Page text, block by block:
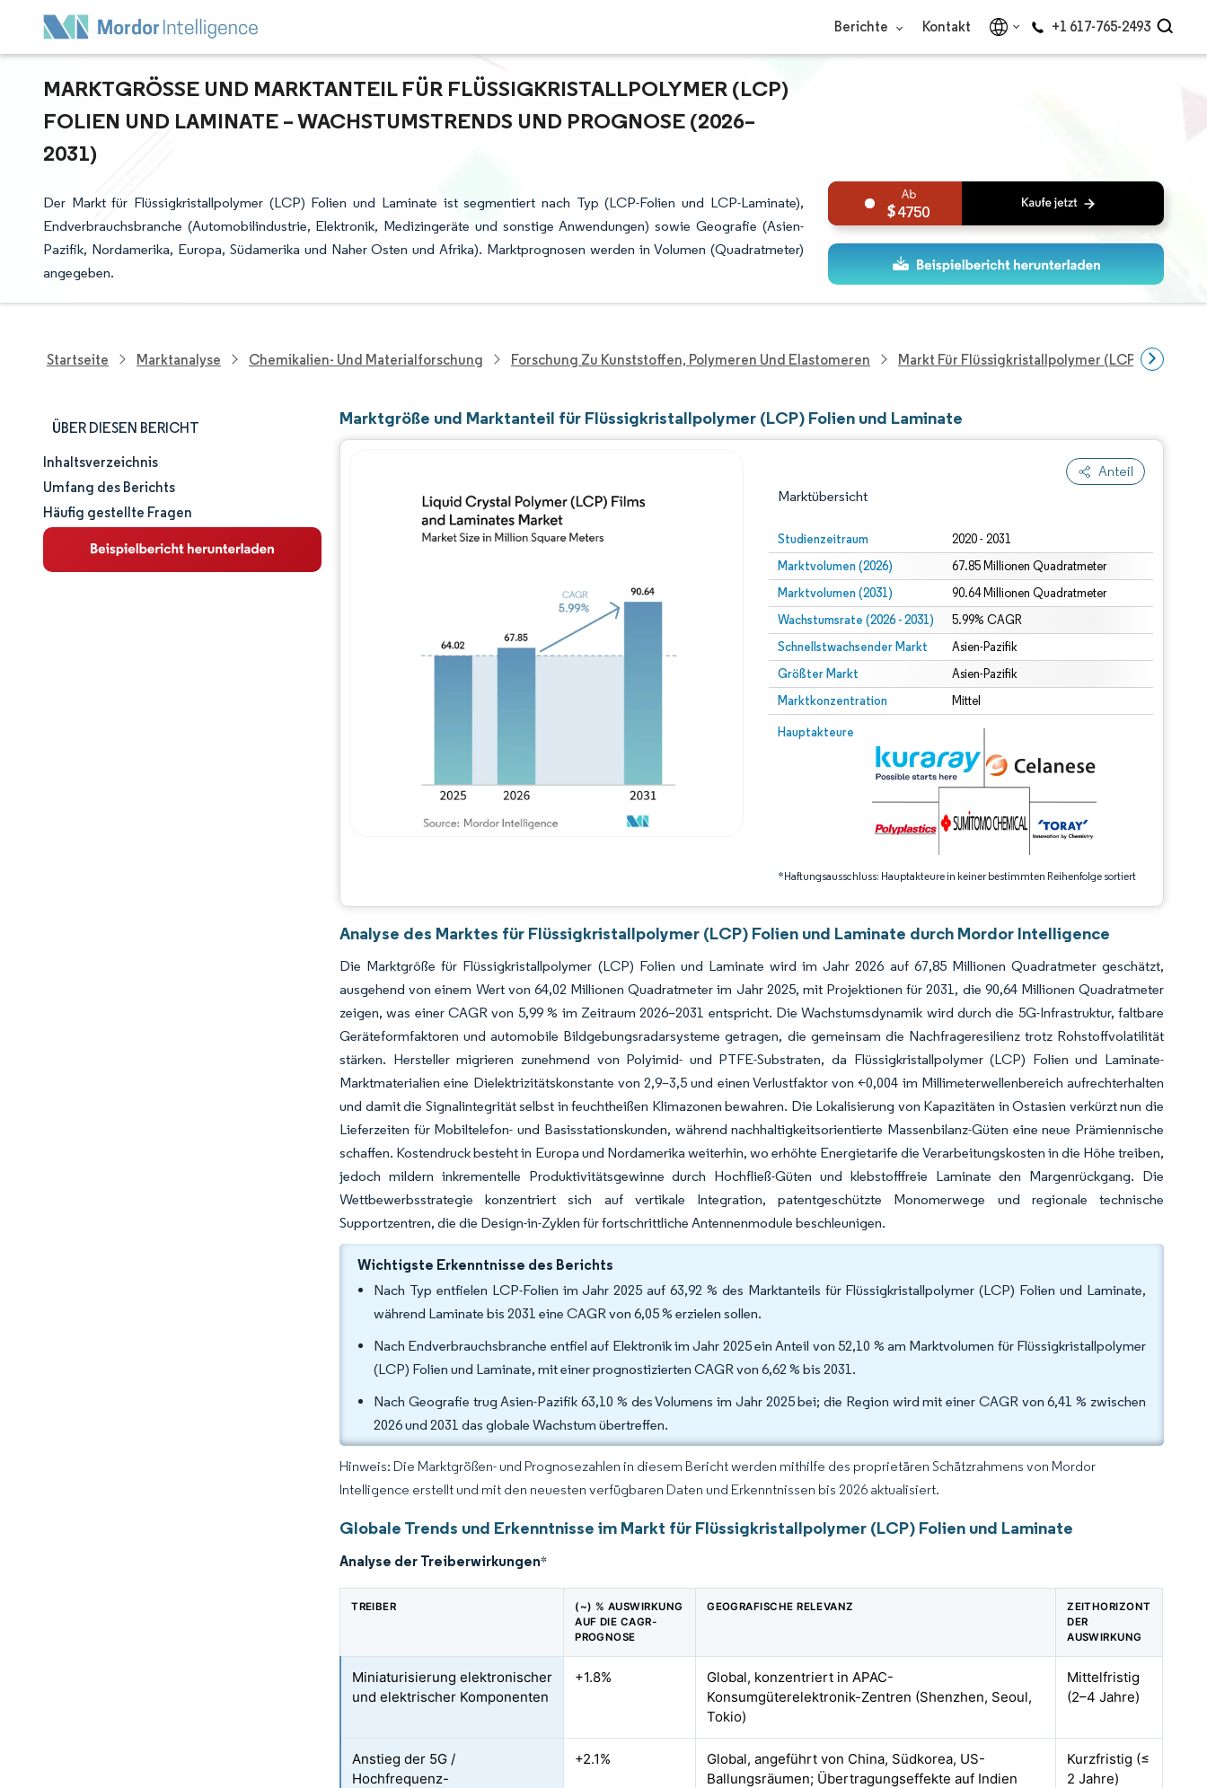
Berichte Kontakt +1 617-765-2493
MARKTGRÖSSE UND MARKTANTEIL FÜR FLÜSSIGKRISTALLPOLYMER (LCP) F
OLIEN UND LAMINATE – WACHSTUMSTRENDS UND PROGNOSE (2026–2
031)
Der Markt für Flüssigkristallpolymer (LCP) Folien und Laminate ist segmentiert nach Typ (LCP-Folien und LCP-Laminate),
Endverbrauchsbranche (Automobilindustrie, Elektronik, Medizingeräte und sonstige Anwendungen) sowie Geografie (Asien-
Pazifik, Nordamerika, Europa, Südamerika und Naher Osten und Afrika). Marktprognosen werden in Volumen (Quadratmeter)
angegeben.
4750
Startseite Marktanalyse Chemikalien- Und Materialforschung Forschung Zu Kunststoffen, Polymeren Und Elastomeren Markt Für Flüssigkristallpolymer (LCP) Folien
ÜBER DIESEN BERICHT
Marktgröße und -anteil
Marktanalyse
Trends und Einblicke
Inhaltsverzeichnis
Umfang des Berichts
Häufig gestellte Fragen
Marktgröße und Marktanteil für Flüssigkristallpolymer (LCP) Folien und Laminate
Anteil
Marktübersicht
Studienzeitraum 2020 - 2031
Marktvolumen (2026) 67.85 Millionen Quadratmeter
Marktvolumen (2031) 90.64 Millionen Quadratmeter
Wachstumsrate (2026 - 2031) 5.99% CAGR
Schnellstwachsender Markt Asien-Pazifik
Größter Markt Asien-Pazifik
Marktkonzentration Mittel
Hauptakteure
*Haftungsausschluss: Hauptakteure in keiner bestimmten Reihenfolge sortiert
Bild © Mordor Intelligence. Wiederverwendung erfordert Namensnennung gemäß CC BY 4.0.
Bild © Mordor Intelligence. Wiederverwendung erfordert Namensnennung gemäß CC BY 4.0.
Analyse des Marktes für Flüssigkristallpolymer (LCP) Folien und Laminate durch Mordor Intelligence
Die Marktgröße für Flüssigkristallpolymer (LCP) Folien und Laminate wird im Jahr 2026 auf 67,85 Millionen Quadratmeter geschätzt,
ausgehend von einem Wert von 64,02 Millionen Quadratmeter im Jahr 2025, mit Projektionen für 2031, die 90,64 Millionen Quadratmeter
zeigen, was einer CAGR von 5,99 % im Zeitraum 2026–2031 entspricht. Die Wachstumsdynamik wird durch die 5G-Infrastruktur, faltbare
Geräteformfaktoren und automobile Bildgebungsradarsysteme getragen, die gemeinsam die Nachfrageresilienz trotz Rohstoffvolatilität
stärken. Hersteller migrieren zunehmend von Polyimid- und PTFE-Substraten, da Flüssigkristallpolymer (LCP) Folien und Laminate-
Marktmaterialien eine Dielektrizitätskonstante von 2,9–3,5 und einen Verlustfaktor von <0,004 im Millimeterwellenbereich aufrechterhalten
und damit die Signalintegrität selbst in feuchtheißen Klimazonen bewahren. Die Lokalisierung von Kapazitäten in Ostasien verkürzt nun die
Lieferzeiten für Mobiltelefon- und Basisstationskunden, während nachhaltigkeitsorientierte Massenbilanz-Güten eine neue Prämiennische
schaffen. Kostendruck besteht in Europa und Nordamerika weiterhin, wo erhöhte Energietarife die Verarbeitungskosten in die Höhe treiben,
jedoch mildern inkrementelle Produktivitätsgewinne durch Hochfließ-Güten und klebstofffreie Laminate den Margenrückgang. Die
Wettbewerbsstrategie konzentriert sich auf vertikale Integration, patentgeschützte Monomerwege und regionale technische
Supportzentren, die die Design-in-Zyklen für fortschrittliche Antennenmodule beschleunigen.
Wichtigste Erkenntnisse des Berichts
Nach Typ entfielen LCP-Folien im Jahr 2025 auf 63,92 % des Marktanteils für Flüssigkristallpolymer (LCP) Folien und Laminate,
während Laminate bis 2031 eine CAGR von 6,05 % erzielen sollen.
Nach Endverbrauchsbranche entfiel auf Elektronik im Jahr 2025 ein Anteil von 52,10 % am Marktvolumen für Flüssigkristallpolymer
(LCP) Folien und Laminate, mit einer prognostizierten CAGR von 6,62 % bis 2031.
Nach Geografie trug Asien-Pazifik 63,10 % des Volumens im Jahr 2025 bei; die Region wird mit einer CAGR von 6,41 % zwischen
2026 und 2031 das globale Wachstum übertreffen.
Hinweis: Die Marktgrößen- und Prognosezahlen in diesem Bericht werden mithilfe des proprietären Schätzrahmens von Mordor
Intelligence erstellt und mit den neuesten verfügbaren Daten und Erkenntnissen bis 2026 aktualisiert.
Globale Trends und Erkenntnisse im Markt für Flüssigkristallpolymer (LCP) Folien und Laminate
Analyse der Treiberwirkungen*
TREIBER
(~) % AUSWIRKUNG
AUF DIE CAGR-
PROGNOSE
GEOGRAFISCHE RELEVANZ
ZEITHORIZONT
DER
AUSWIRKUNG
Miniaturisierung elektronischer
und elektrischer Komponenten
+1.8%
Global, konzentriert in APAC-
Konsumgüterelektronik-Zentren (Shenzhen, Seoul,
Tokio)
Mittelfristig
(2–4 Jahre)
Anstieg der 5G /
Hochfrequenz-
+2.1%
Global, angeführt von China, Südkorea, US-
Ballungsräumen; Übertragungseffekte auf Indien
Kurzfristig (≤
2 Jahre)